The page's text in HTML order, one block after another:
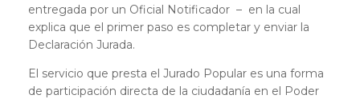
entregada por un Oficial Notificador – en la cual
explica que el primer paso es completar y enviar la
Declaración Jurada.
El servicio que presta el Jurado Popular es una forma
de participación directa de la ciudadanía en el Poder